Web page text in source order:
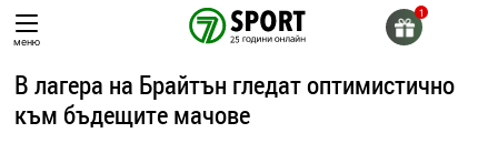
Skip
toменю
В лагера на Брайтън гледат оптимистично
към бъдещите мачове